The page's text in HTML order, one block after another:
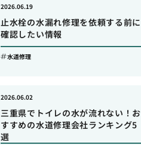
止水栓の水漏れ修理を依頼する前に
確認したい情報
2026.06.19
水道修理
三重県でトイレの水が流れない！お
すすめの水道修理会社ランキング5
選
2026.06.02